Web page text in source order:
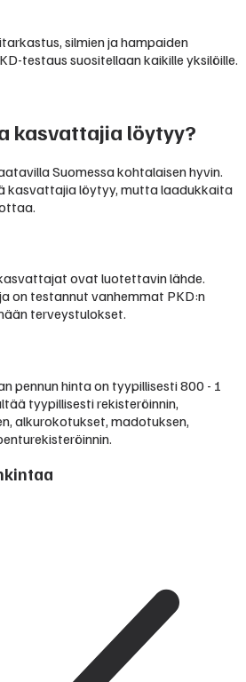
silmien ja hampaiden
testaus suositellaan kaikille yksilöille.
kasvattajia löytyy?
Suomessa kohtalaisen hyvin.
kasvattajia löytyy, mutta laadukkaita
ovat luotettavin lähde.
on testannut vanhemmat PKD:n
terveystulokset.
pennun hinta on tyypillisesti800 - 1
tyypillisesti rekisteröinnin,
alkurokotukset, madotuksen,